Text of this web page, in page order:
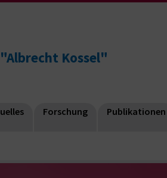
Kossel"
Forschung Publikationen